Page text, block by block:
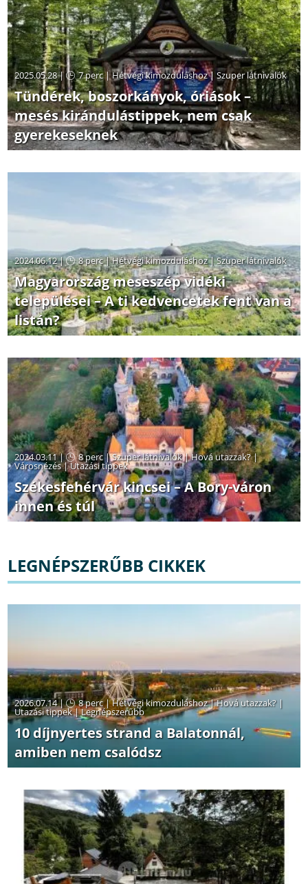
2025.05.28 | 7 perc|Hétvégi kimozduláshoz|Szuper látnivalók
Tündérek, boszorkányok, óriások –
mesés kirándulástippek, nem csak
gyerekeseknek
2024.06.12 | 8 perc|Hétvégi kimozduláshoz|Szuper látnivalók
Magyarország meseszép vidéki
települései – A ti kedvencetek fent van a
listán?
2024.03.11 | 8 perc |Szuper látnivalók|Hová utazzak?|
Városnézés|Utazási tippek
Székesfehérvár kincsei – A Bory-váron
innen és túl
LEGNÉPSZERŰBB CIKKEK
2026.07.14 | 8 perc|Hétvégi kimozduláshoz|Hová utazzak? |
Utazási tippek|Legnépszerűbb
10 díjnyertes strand a Balatonnál,
amiben nem csalódsz